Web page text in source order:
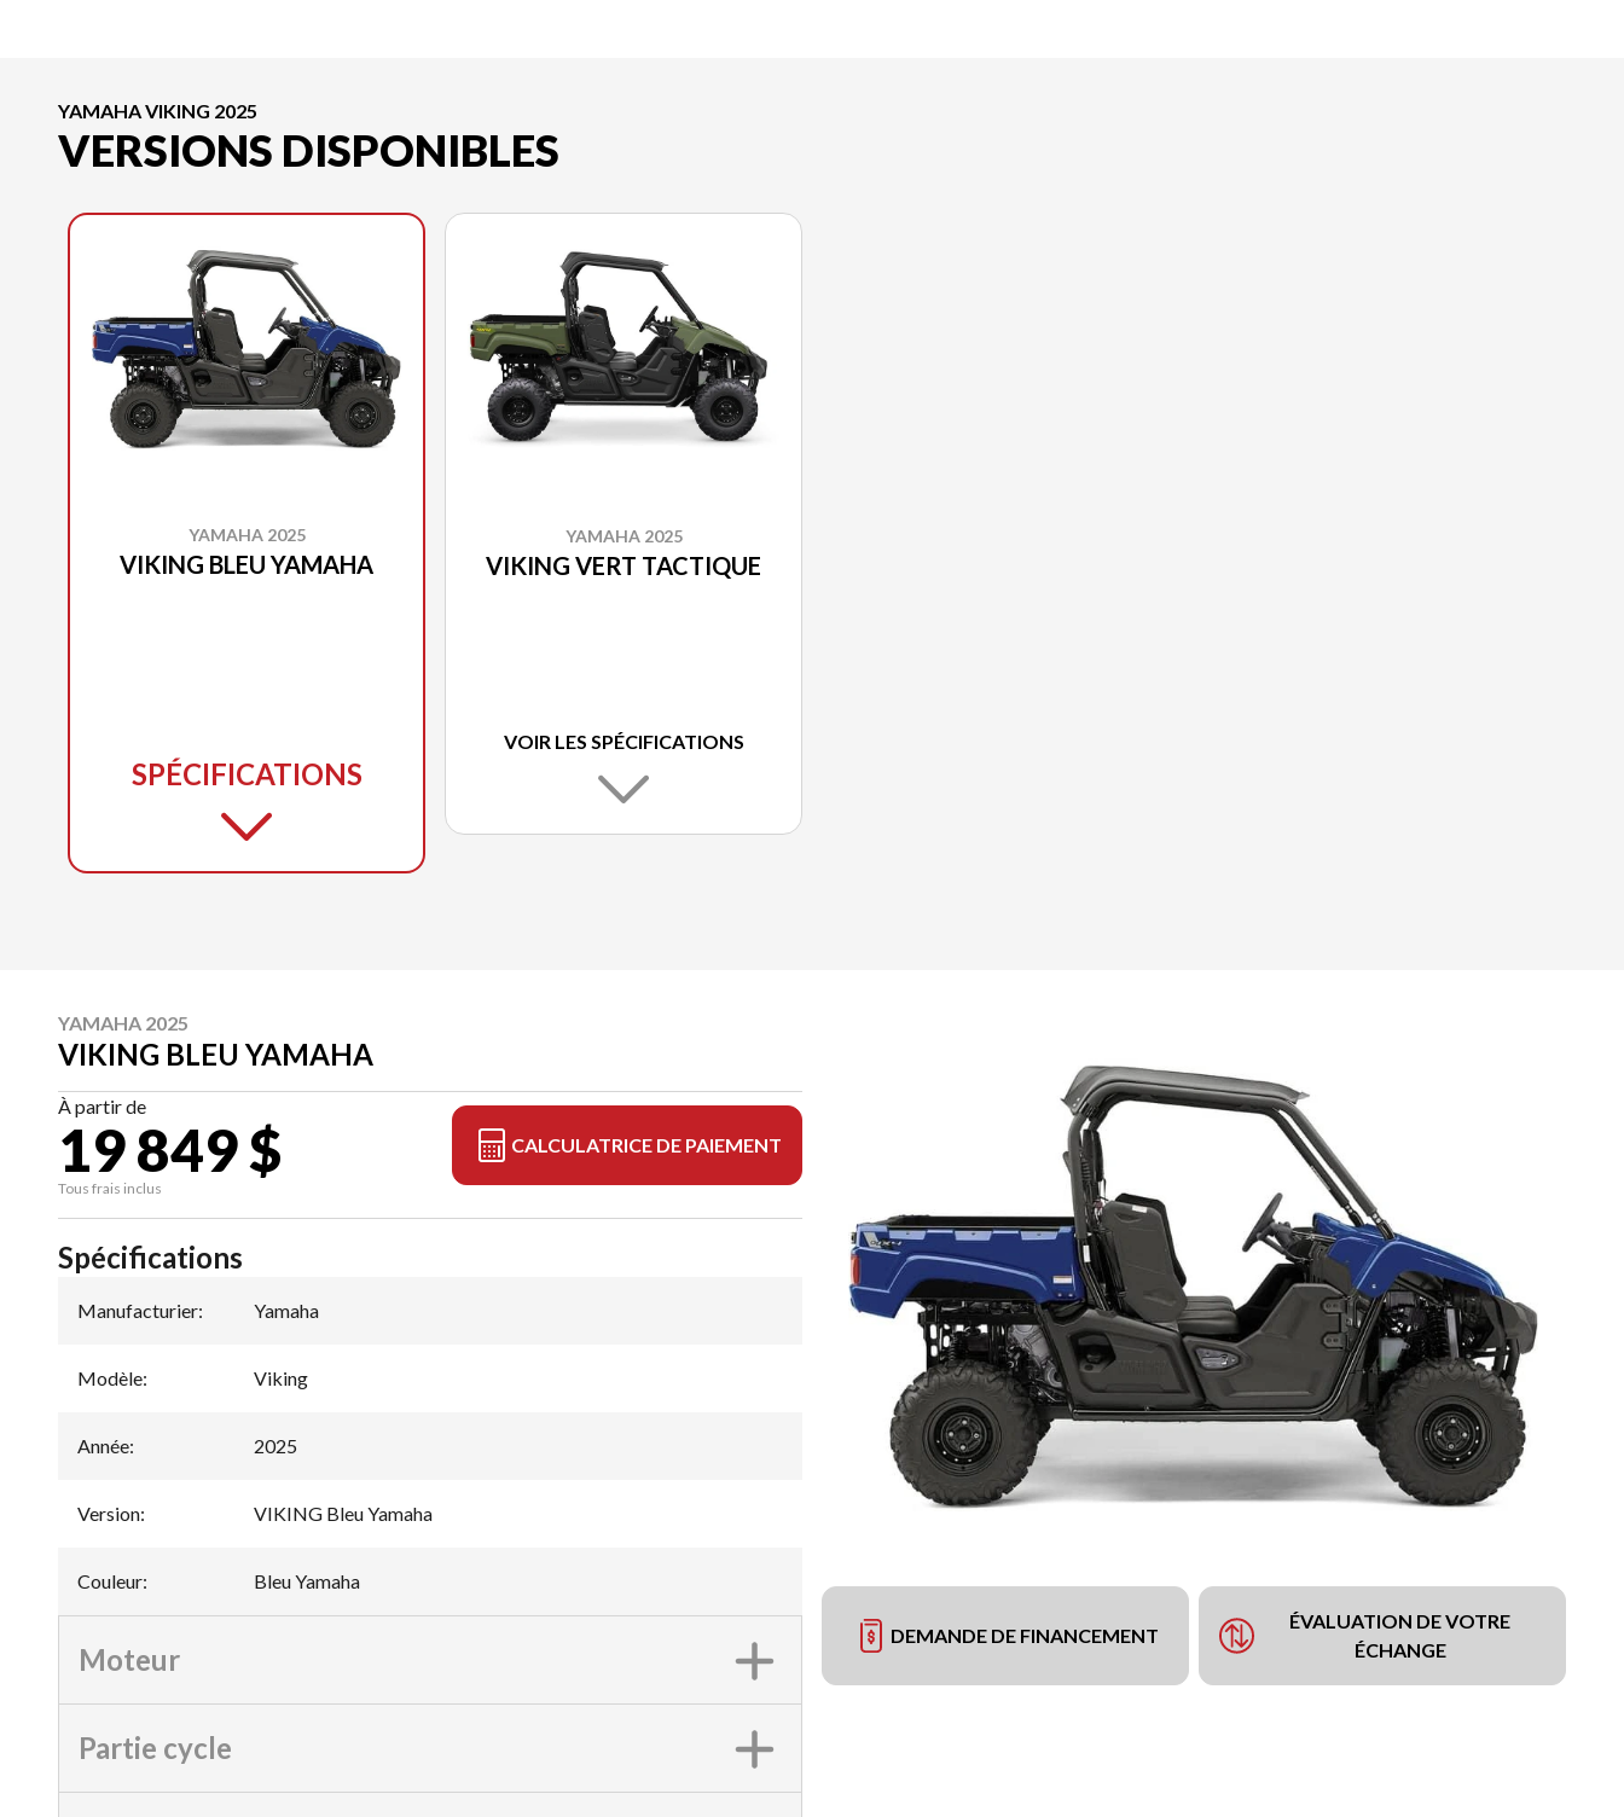
YAMAHA VIKING 2025
VERSIONS DISPONIBLES
YAMAHA 2025
VIKING BLEU YAMAHA
SPÉCIFICATIONS
YAMAHA 2025
VIKING VERT TACTIQUE
VOIR LES SPÉCIFICATIONS
YAMAHA 2025
VIKING BLEU YAMAHA
À partir de
19 849 $
Tous frais inclus
CALCULATRICE DE PAIEMENT
DEMANDE DE FINANCEMENT
ÉVALUATION DE VOTRE
ÉCHANGE
Spécifications
Manufacturier: Yamaha
Modèle: Viking
Année: 2025
Version: VIKING Bleu Yamaha
Couleur: Bleu Yamaha
Moteur
Partie cycle